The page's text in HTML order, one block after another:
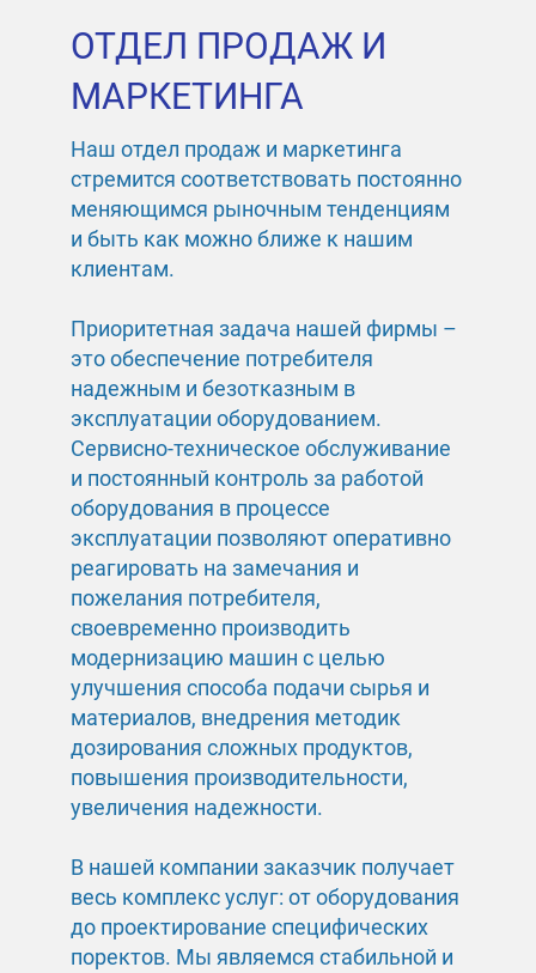
ОТДЕЛ ПРОДАЖ И
МАРКЕТИНГА
Наш отдел продаж и маркетинга
стремится соответствовать постоянно
меняющимся рыночным тенденциям
и быть как можно ближе к нашим
клиентам.
Приоритетная задача нашей фирмы –
это обеспечение потребителя
надежным и безотказным в
эксплуатации оборудованием.
Сервисно-техническое обслуживание
и постоянный контроль за работой
оборудования в процессе
эксплуатации позволяют оперативно
реагировать на замечания и
пожелания потребителя,
своевременно производить
модернизацию машин с целью
улучшения способа подачи сырья и
материалов, внедрения методик
дозирования сложных продуктов,
повышения производительности,
увеличения надежности.
В нашей компании заказчик получает
весь комплекс услуг: от оборудования
до проектирование специфических
поректов. Мы являемся стабильной и